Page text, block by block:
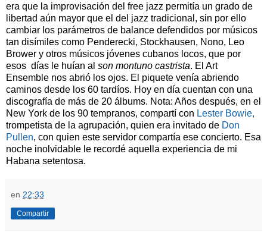
era que la improvisación del free jazz permitía un grado de
libertad aún mayor que el del jazz tradicional, sin por ello
cambiar los parámetros de balance defendidos por músicos
tan disímiles como Penderecki, Stockhausen, Nono, Leo
Brower y otros músicos jóvenes cubanos locos, que por
esos días le huían al son montuno castrista. El Art
Ensemble nos abrió los ojos. El piquete venía abriendo
caminos desde los 60 tardíos. Hoy en día cuentan con una
discografía de más de 20 álbums. Nota: Años después, en el
New York de los 90 tempranos, compartí con Lester Bowie,
trompetista de la agrupación, quien era invitado de Don
Pullen, con quien este servidor compartía ese concierto. Esa
noche inolvidable le recordé aquella experiencia de mi
Habana setentosa.
en 22:33
Compartir